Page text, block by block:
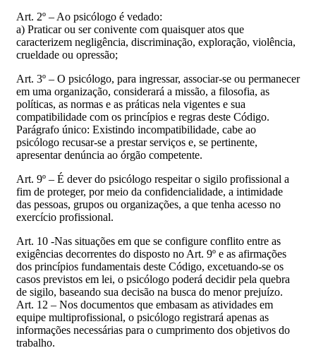
Art. 2º – Ao psicólogo é vedado:
a) Praticar ou ser conivente com quaisquer atos que
caracterizem negligência, discriminação, exploração, violência,
crueldade ou opressão;
Art. 3º – O psicólogo, para ingressar, associar-se ou permanecer
em uma organização, considerará a missão, a filosofia, as
políticas, as normas e as práticas nela vigentes e sua
compatibilidade com os princípios e regras deste Código.
Parágrafo único: Existindo incompatibilidade, cabe ao
psicólogo recusar-se a prestar serviços e, se pertinente,
apresentar denúncia ao órgão competente.
Art. 9º – É dever do psicólogo respeitar o sigilo profissional a
fim de proteger, por meio da confidencialidade, a intimidade
das pessoas, grupos ou organizações, a que tenha acesso no
exercício profissional.
Art. 10 -Nas situações em que se configure conflito entre as
exigências decorrentes do disposto no Art. 9º e as afirmações
dos princípios fundamentais deste Código, excetuando-se os
casos previstos em lei, o psicólogo poderá decidir pela quebra
de sigilo, baseando sua decisão na busca do menor prejuízo.
Art. 12 – Nos documentos que embasam as atividades em
equipe multiprofissional, o psicólogo registrará apenas as
informações necessárias para o cumprimento dos objetivos do
trabalho.